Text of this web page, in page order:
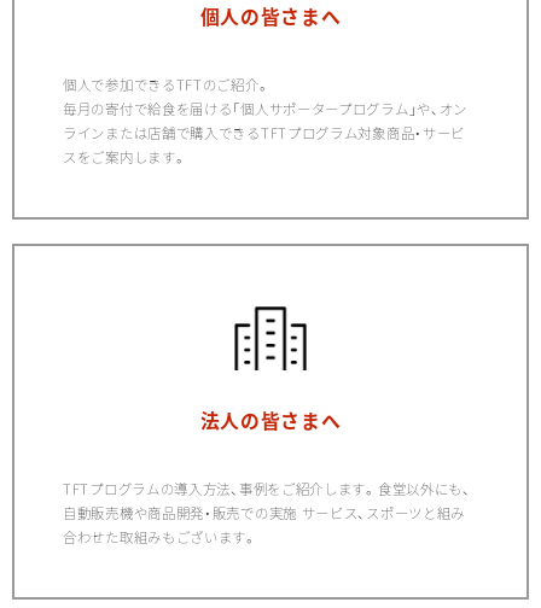
個人の皆さまへ
個人で参加できるTFTのご紹介。
毎月の寄付で給食を届ける「個人サポータープログラム」や、オン
ラインまたは店舗で購入できるTFTプログラム対象商品・サービ
スをご案内します。
法人の皆さまへ
TFTプログラムの導入方法、事例をご紹介します。食堂以外にも、
自動販売機や商品開発・販売での実施 サービス、スポーツと組み
合わせた取組みもございます。